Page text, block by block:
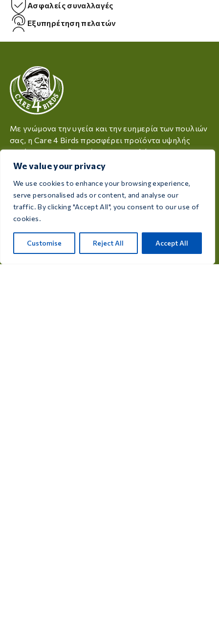
We value your privacy
We use cookies to enhance your browsing experience,
serve personalised ads or content, and analyse our
traffic. By clicking "Accept All", you consent to our use of
cookies.
Customise Reject All Accept All
Ασφαλείς συναλλαγές
Εξυπηρέτηση πελατών
Με γνώμονα την υγεία και την ευημερία των πουλιών
σας, η Care 4 Birds προσφέρει προϊόντα υψηλής
ποιότητας, σχεδιασμένα για να καλύπτουν τις
ανάγκες κάθε εκτροφέα και λάτρη των πουλιών.
Rijksweg 28a, 7975 RT Uffelte, Ολλανδία
info@care4bird.nl
Πληροφορίες
Συμβουλές